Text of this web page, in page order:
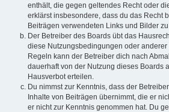
enthält, die gegen geltendes Recht oder
erklärst insbesondere, dass du das Recht
Beiträgen verwendeten Links und Bilder
Der Betreiber des Boards übt das
diese Nutzungsbedingungen oder anderer
Regeln kann der Betreiber dich nach
dauerhaft von der Nutzung dieses Boards
Hausverbot erteilen.
Du nimmst zur Kenntnis, dass der
Inhalte von Beiträgen übernimmt, die er
er nicht zur Kenntnis genommen hat. Du